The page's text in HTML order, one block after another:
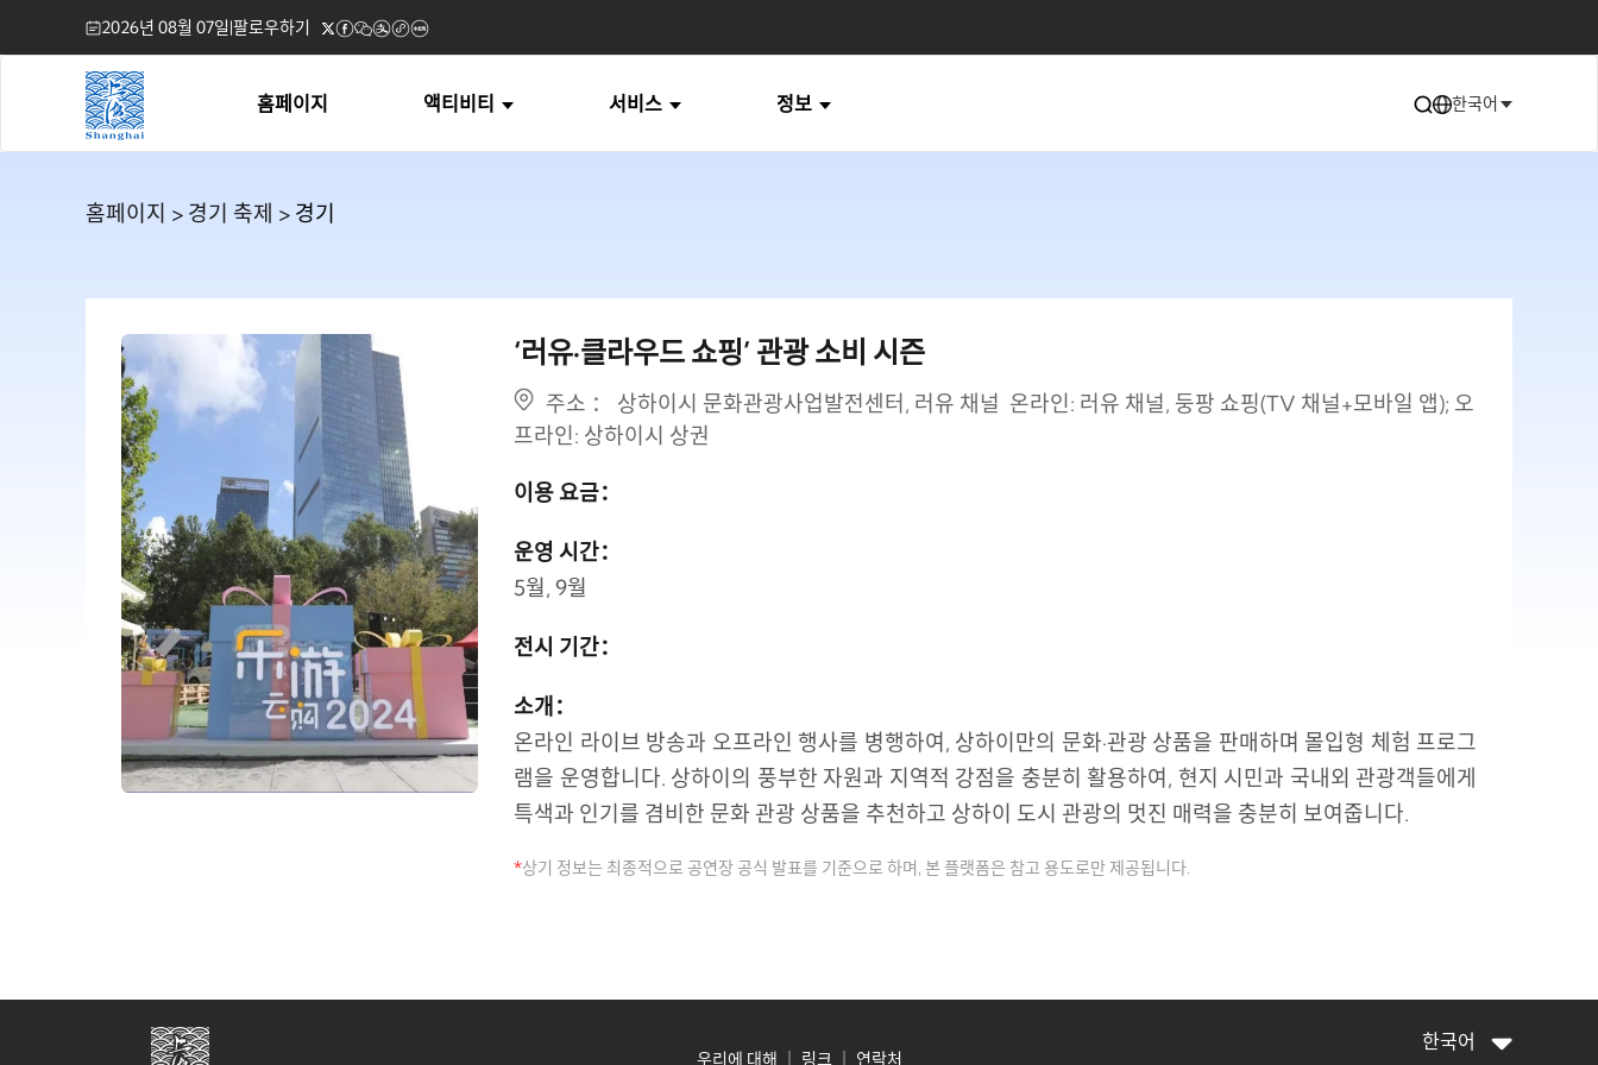
2026년 08월 07일|팔로우하기
홈페이지 액티비티 서비스 정보 한국어
홈페이지 > 경기 축제 > 경기
‘러유·클라우드 쇼핑’ 관광 소비 시즌
주소 ： 상하이시 문화관광사업발전센터, 러유 채널 온라인: 러유 채널, 둥팡 쇼핑(TV 채널+모바일 앱); 오
프라인: 상하이시 상권
이용 요금：
운영 시간：
5월, 9월
전시 기간：
소개：
온라인 라이브 방송과 오프라인 행사를 병행하여, 상하이만의 문화·관광 상품을 판매하며 몰입형 체험 프로그
램을 운영합니다. 상하이의 풍부한 자원과 지역적 강점을 충분히 활용하여, 현지 시민과 국내외 관광객들에게
특색과 인기를 겸비한 문화 관광 상품을 추천하고 상하이 도시 관광의 멋진 매력을 충분히 보여줍니다.
*상기 정보는 최종적으로 공연장 공식 발표를 기준으로 하며, 본 플랫폼은 참고 용도로만 제공됩니다.
우리에 대해 링크｜ 연락처
한국어